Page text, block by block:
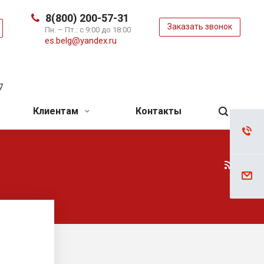
8(800) 200-57-31
Пн. – Пт.: с 9:00 до 18:00
es.belg@yandex.ru
Заказать звонок
Клиентам Контакты